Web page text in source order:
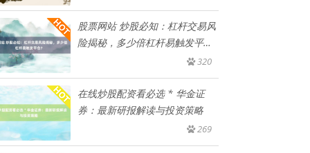
股票网站 炒股必知：杠杆交易风
险揭秘，多少倍杠杆易触发平
320
在线炒股配资看必选 * 华金证
券：最新研报解读与投资策略
269